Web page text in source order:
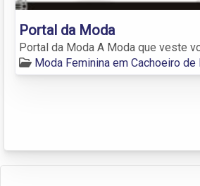
Portal da Moda
Portal da Moda A Moda que veste
Moda Feminina em Cachoeiro